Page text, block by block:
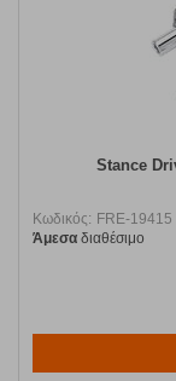
Stance
Κωδικός: FRE-19415
Άμεσα διαθέσιμο